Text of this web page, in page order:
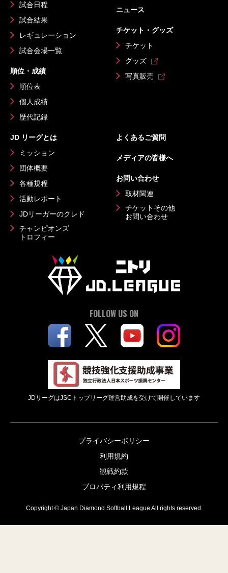
試合日程
試合結果
レギュレーション
試合会場一覧
順位・成績
順位表
個人成績
歴代記録
ニュース
チケット・グッズ
チケット
グッズ
写真販売
JD リーグとは
ミッション
団体概要
各種規程
活動レポート
JDリーガーのクレド
チャンピオンズ
トロフィー
よくあるご質問
メディアの皆様へ
お問い合わせ
取材関連
チケットその他
お問い合わせ
FOLLOW US ON
JDリーグはJSCトップリーグ運営助成を受けて開催しています
プライバシーポリシー
利用規約
観戦約款
プロパティ利用規程
Copyright © Japan Diamond Softball League All rights reserved.